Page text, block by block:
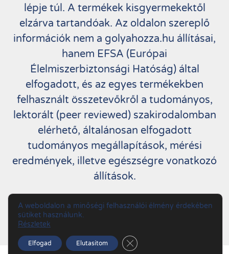
lépje túl. A termékek kisgyermekektől
elzárva tartandóak. Az oldalon szereplő
információk nem a golyahozza.hu állításai,
hanem EFSA (Európai
Élelmiszerbiztonsági Hatóság) által
elfogadott, és az egyes termékekben
felhasznált összetevőkről a tudományos,
lektorált (peer reviewed) szakirodalomban
elérhető, általánosan elfogadott
tudományos megállapítások, mérési
eredmények, illetve egészségre vonatkozó
állítások.
Copyright by Golyahozza.hu. All Rights
A weboldalon a minőségi felhasználói élmény érdekében
sütiket használunk.
Részletek
Elfogad Elutasítom Close GDPR Cookie Banner